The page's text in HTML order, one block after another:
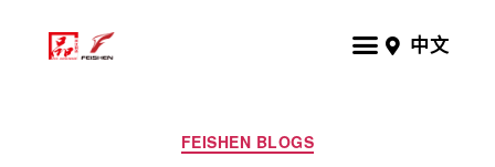
中文
FEISHEN BLOGS